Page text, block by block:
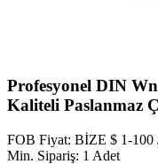
Profesyonel DIN
Kaliteli Paslanmaz
FOB Fiyat: BİZE $ 1-100
Min. Sipariş: 1 Adet